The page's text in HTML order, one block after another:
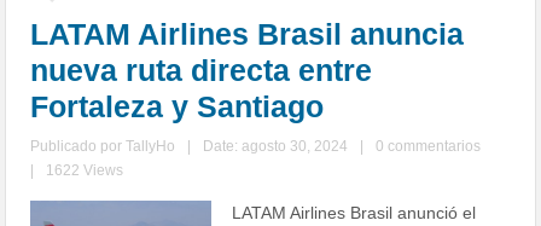
LATAM Airlines Brasil anuncia
nueva ruta directa entre
Fortaleza y Santiago
Publicado porTallyHo Date: agosto 30, 2024
0 commentarios
1622 Views
LATAM Airlines Brasil anunció el